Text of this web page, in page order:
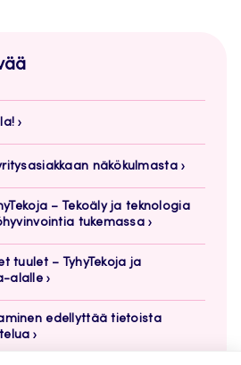
näkökulmasta
– Tekoäly ja teknologia
tukemassa
tuulet – TyhyTekoja ja
alalle
edellyttää tietoista